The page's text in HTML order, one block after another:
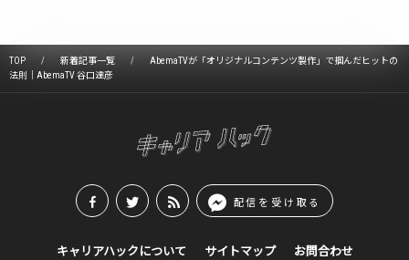
TOP 新着記事一覧
AbemaTVが「オリジナルコンテンツ製作」で掴んだヒットの
法則｜AbemaTV 谷口達彦
配信を受け取る
キャリアハックについて サイトマップ お問合わせ